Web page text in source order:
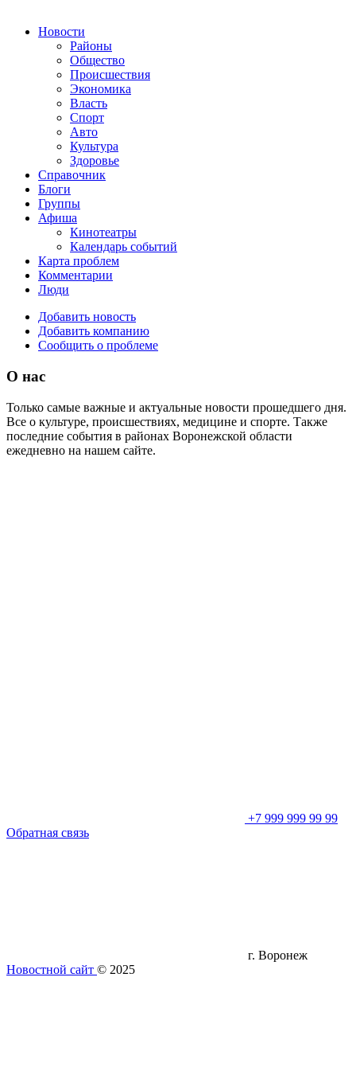
Новости
Районы
Общество
Происшествия
Экономика
Власть
Спорт
Авто
Культура
Здоровье
Справочник
Блоги
Группы
Афиша
Кинотеатры
Календарь событий
Карта проблем
Комментарии
Люди
Добавить новость
Добавить компанию
Сообщить о проблеме
О нас
Только самые важные и актуальные новости прошедшего дня.
Все о культуре, происшествиях, медицине и спорте. Также
последние события в районах Воронежской области
ежедневно на нашем сайте.
+7 999 999 99 99
Обратная связь
г. Воронеж
Новостной сайт © 2025